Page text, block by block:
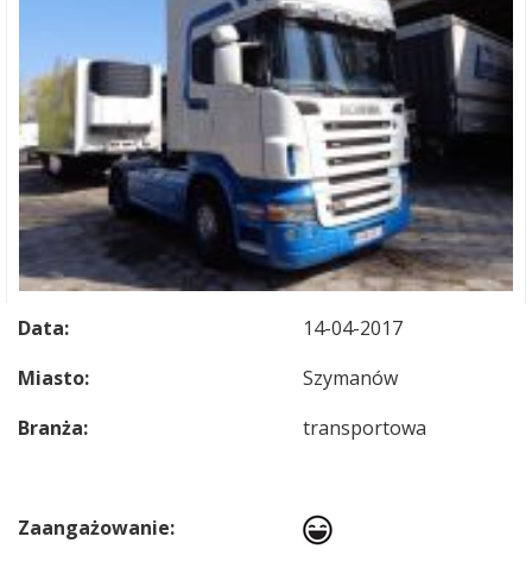
Data:
14-04-2017
Miasto:
Szymanów
Branża:
transportowa
Zaangażowanie: